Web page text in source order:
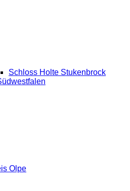
Schloss Holte Stukenbrock
Olpe